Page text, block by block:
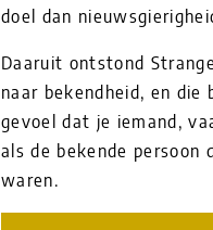
doel dan
Daaruit ontstond
naar bekendheid, en
gevoel dat je iemand,
als de bekende persoon
waren.